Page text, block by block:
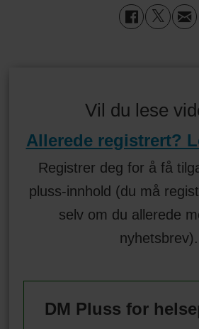
Vil du lese
Allerede registrert?
Registrer deg for å få
pluss-innhold (du må
selv om du allerede
nyhetsbrev).
DM Pluss for